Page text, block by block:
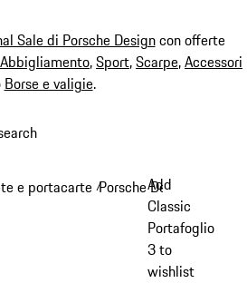
Sale di Porsche Designcon offerte
Abbigliamento,Sport,Scarpe,Accessori
Borse e valigie.
e portacarte /Porsche Design
Add
Classic
Portafoglio
3 to
wishlist